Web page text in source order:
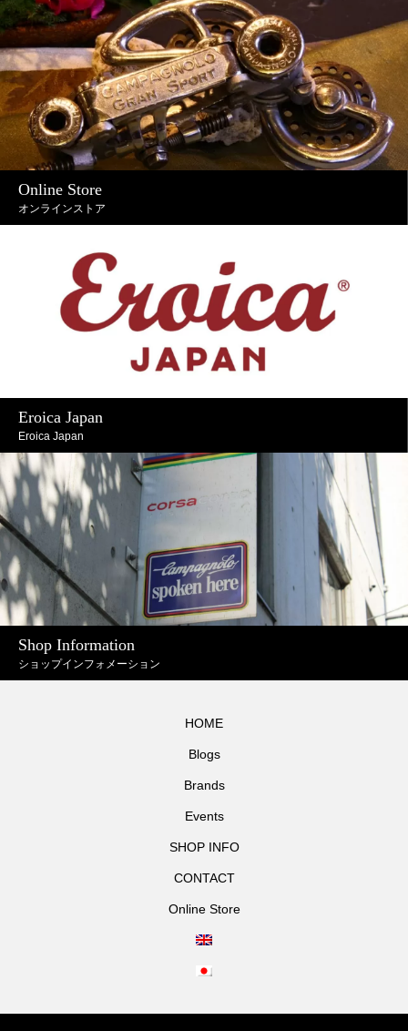
Online Store
オンラインストア
Eroica Japan
Eroica Japan
Shop Information
ショップインフォメーション
HOME
Blogs
Brands
Events
SHOP INFO
CONTACT
Online Store